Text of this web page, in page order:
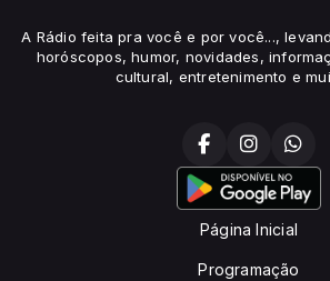
A Rádio feita pra você e por você...,
horóscopos, humor, novidades,
cultural, entretenimento e
Página Inicial
Programação